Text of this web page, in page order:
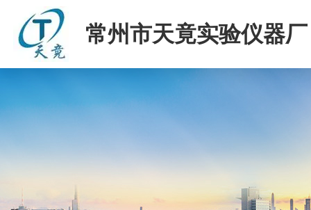
常州市天竟实验仪器厂